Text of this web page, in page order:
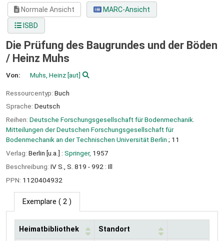
Normale Ansicht
MARC-Ansicht
ISBD
Die Prüfung des Baugrundes und der Böden
/ Heinz Muhs
Von: Muhs, Heinz[aut]
Ressourcentyp: Buch
Sprache: Deutsch
Reihen: Deutsche Forschungsgesellschaft für Bodenmechanik.
Mitteilungen der Deutschen Forschungsgesellschaft für
Bodenmechanik an der Technischen Universität Berlin ; 11
Verlag: Berlin [u.a.] : Springer, 1957
Beschreibung: IV S., S. 819 - 992 : Ill
PPN: 1120404932
Exemplare ( 2 )
Heimatbibliothek Standort